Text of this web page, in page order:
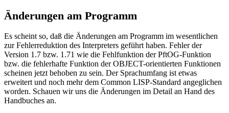
Änderungen am Programm
Es scheint so, daß die Änderungen am Programm im wesentlichen
zur Fehlerreduktion des Interpreters geführt haben. Fehler der
Version 1.7 bzw. 1.71 wie die Fehlfunktion der PftOG-Funktion
bzw. die fehlerhafte Funktion der OBJECT-orientierten Funktionen
scheinen jetzt behoben zu sein. Der Sprachumfang ist etwas
erweitert und noch mehr dem Common LISP-Standard angeglichen
worden. Schauen wir uns die Änderungen im Detail an Hand des
Handbuches an.